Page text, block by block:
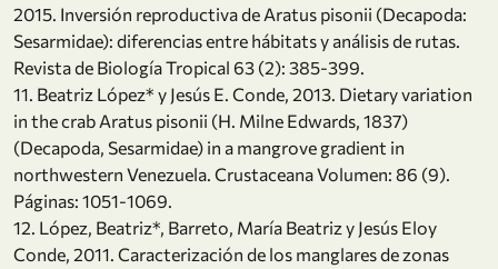
2015. Inversión reproductiva de Aratus pisonii (Decapoda:
Sesarmidae): diferencias entre hábitats y análisis de rutas.
Revista de Biología Tropical 63 (2): 385-399.
11. Beatriz López* y Jesús E. Conde, 2013. Dietary variation
in the crab Aratus pisonii (H. Milne Edwards, 1837)
(Decapoda, Sesarmidae) in a mangrove gradient in
northwestern Venezuela. Crustaceana Volumen: 86 (9).
Páginas: 1051-1069.
12. López, Beatriz*, Barreto, María Beatriz y Jesús Eloy
Conde, 2011. Caracterización de los manglares de zonas